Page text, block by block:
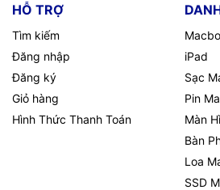
HỖ TRỢ
Tìm kiếm
Đăng nhập
Đăng ký
Giỏ hàng
Hình Thức Thanh Toán
iPad
Sạc
Pin
Màn
Bàn
Loa
SSD